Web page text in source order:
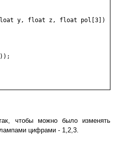
float y, float z, float pol[3])
чтобы можно было изменять
цифрами - 1,2,3.